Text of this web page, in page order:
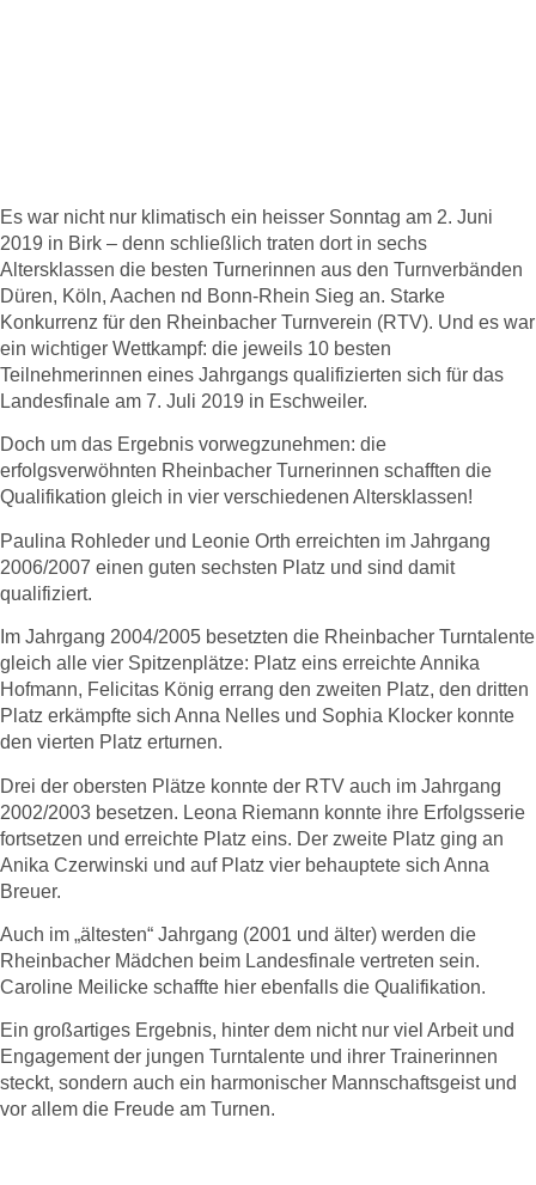
Es war nicht nur klimatisch ein heisser Sonntag am 2. Juni
2019 in Birk – denn schließlich traten dort in sechs
Altersklassen die besten Turnerinnen aus den Turnverbänden
Düren, Köln, Aachen nd Bonn-Rhein Sieg an. Starke
Konkurrenz für den Rheinbacher Turnverein (RTV). Und es war
ein wichtiger Wettkampf: die jeweils 10 besten
Teilnehmerinnen eines Jahrgangs qualifizierten sich für das
Landesfinale am 7. Juli 2019 in Eschweiler.
Doch um das Ergebnis vorwegzunehmen: die
erfolgsverwöhnten Rheinbacher Turnerinnen schafften die
Qualifikation gleich in vier verschiedenen Altersklassen!
Paulina Rohleder und Leonie Orth erreichten im Jahrgang
2006/2007 einen guten sechsten Platz und sind damit
qualifiziert.
Im Jahrgang 2004/2005 besetzten die Rheinbacher Turntalente
gleich alle vier Spitzenplätze: Platz eins erreichte Annika
Hofmann, Felicitas König errang den zweiten Platz, den dritten
Platz erkämpfte sich Anna Nelles und Sophia Klocker konnte
den vierten Platz erturnen.
Drei der obersten Plätze konnte der RTV auch im Jahrgang
2002/2003 besetzen. Leona Riemann konnte ihre Erfolgsserie
fortsetzen und erreichte Platz eins. Der zweite Platz ging an
Anika Czerwinski und auf Platz vier behauptete sich Anna
Breuer.
Auch im „ältesten“ Jahrgang (2001 und älter) werden die
Rheinbacher Mädchen beim Landesfinale vertreten sein.
Caroline Meilicke schaffte hier ebenfalls die Qualifikation.
Ein großartiges Ergebnis, hinter dem nicht nur viel Arbeit und
Engagement der jungen Turntalente und ihrer Trainerinnen
steckt, sondern auch ein harmonischer Mannschaftsgeist und
vor allem die Freude am Turnen.